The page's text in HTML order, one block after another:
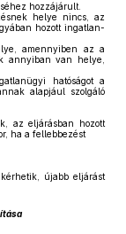
hozzájárult.
helye nincs, az
hozott ingatlan-
amennyiben az a
annyiban van helye,
hatóságot a
alapjául szolgáló
az eljárásban hozott
ha a fellebbezést
újabb eljárást